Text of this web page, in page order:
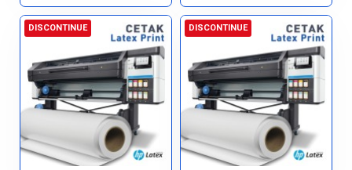
DISCONTINUE DISCONTINUE